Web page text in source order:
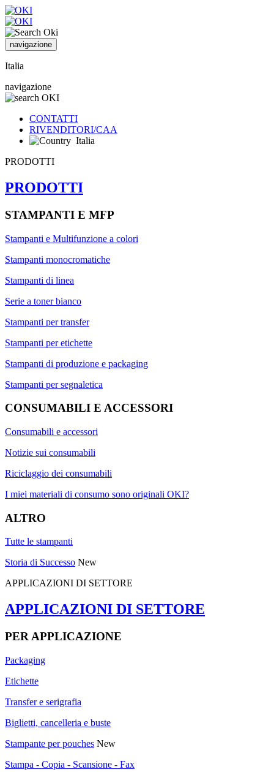
navigazione
Italia
navigazione
CONTATTI
RIVENDITORI/CAA
Italia
PRODOTTI
PRODOTTI
STAMPANTI E MFP
Stampanti e Multifunzione a colori
Stampanti monocromatiche
Stampanti di linea
Serie a toner bianco
Stampanti per transfer
Stampanti per etichette
Stampanti di produzione e packaging
Stampanti per segnaletica
CONSUMABILI E ACCESSORI
Consumabili e accessori
Notizie sui consumabili
Riciclaggio dei consumabili
I miei materiali di consumo sono originali OKI?
ALTRO
Tutte le stampanti
Storia di Successo New
APPLICAZIONI DI SETTORE
APPLICAZIONI DI SETTORE
PER APPLICAZIONE
Packaging
Etichette
Transfer e serigrafia
Biglietti, cancelleria e buste
Stampante per pouches New
Stampa - Copia - Scansione - Fax